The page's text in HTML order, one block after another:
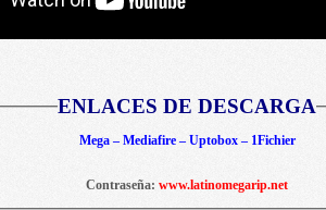
ENLACES DE DESCARGA
Mega – Mediafire – Uptobox – 1Fichier
Contraseña: www.latinomegarip.net